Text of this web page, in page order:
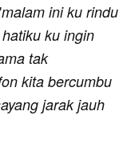
malam ini ku rindu
ku ingin
tak
kita bercumbu
jarak jauh